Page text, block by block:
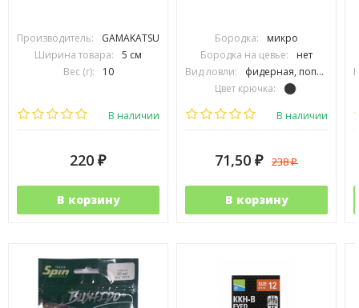
Производитель:
GAMAKATSU
Ширина товара:
5 см
Вес (г):
10
В наличии
220 ₽
В корзину
Бородка:
микро
Бородка на цевье:
нет
Вид ловли:
фидерная, поплавочная
Цвет крючка:
Тип крючка:
В наличии
71,50 ₽ 238₽
В корзину